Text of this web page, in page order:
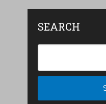
SEARCH